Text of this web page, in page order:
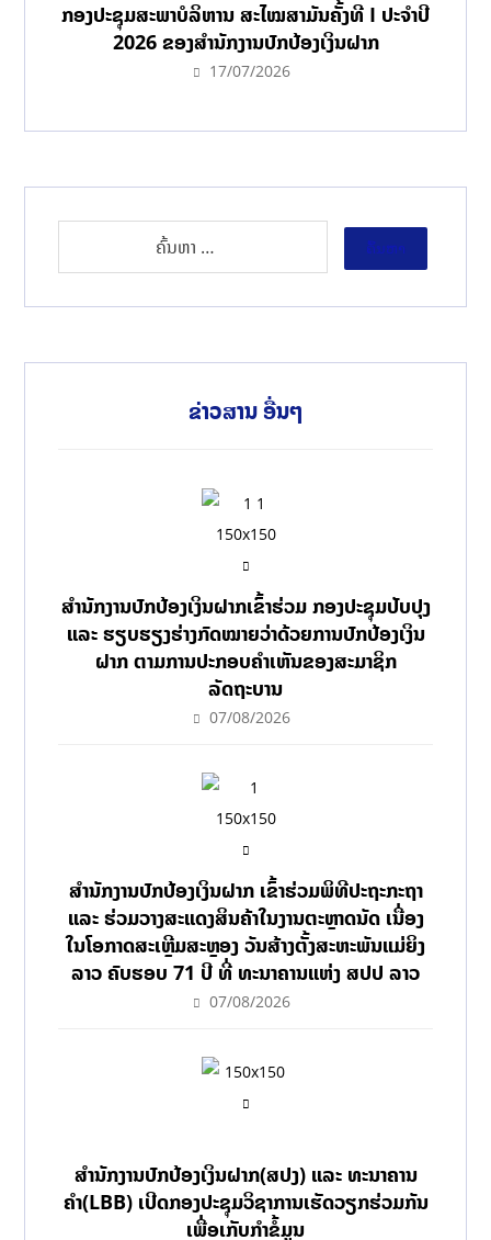
ກອງປະຊຸມສະພາບໍລິຫານ ສະໄໝສາມັນຄັ້ງທີ I ປະຈຳປີ
2026 ຂອງສຳນັກງານປົກປ້ອງເງິນຝາກ
17/07/2026
ຄົ້ນຫາ
ຂ່າວສານ ອື່ນໆ
ສໍານັກງານປົກປ້ອງເງິນຝາກເຂົ້າຮ່ວມ ກອງປະຊຸມປັບປຸງ
ແລະ ຮຽບຮຽງຮ່າງກົດໝາຍວ່າດ້ວຍການປົກປ້ອງເງິນ
ຝາກ ຕາມການປະກອບຄຳເຫັນຂອງສະມາຊິກ
ລັດຖະບານ
07/08/2026
ສຳນັກງານປົກປ້ອງເງິນຝາກ ເຂົ້າຮ່ວມພິທີປະຖະກະຖາ
ແລະ ຮ່ວມວາງສະແດງສິນຄ້າໃນງານຕະຫຼາດນັດ ເນື່ອງ
ໃນໂອກາດສະເຫຼີມສະຫຼອງ ວັນສ້າງຕັ້ງສະຫະພັນແມ່ຍິງ
ລາວ ຄົບຮອບ 71 ປີ ທີ່ ທະນາຄານແຫ່ງ ສປປ ລາວ
07/08/2026
ສຳນັກງານປົກປ້ອງເງິນຝາກ(ສປງ) ແລະ ທະນາຄານ
ຄຳ(LBB) ເປີດກອງປະຊຸມວິຊາການເຮັດວຽກຮ່ວມກັນ
ເພື່ອເກັບກຳຂໍ້ມູນ